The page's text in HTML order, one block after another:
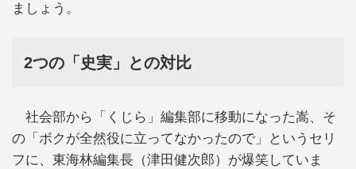
ましょう。
2つの「史実」との対比
社会部から「くじら」編集部に移動になった嵩、そ
の「ボクが全然役に立ってなかったので」というセリ
フに、東海林編集長（津田健次郎）が爆笑していま